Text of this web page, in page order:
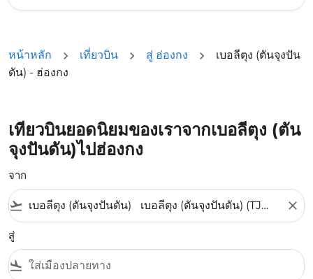
หน้าหลัก เที่ยวบิน สู่ ฮ่องกง
เบอลีตุง (ตันจุงปัน
ดัน) - ฮ่องกง
เที่ยวบินยอดนิยมของเราจากเบอลีตุง (ตัน
จุงปันดัน)ไปฮ่องกง
จาก
flight_takeoff close
สู่
flight_land